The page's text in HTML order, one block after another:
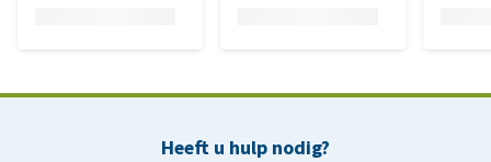
Heeft u hulp nodig?